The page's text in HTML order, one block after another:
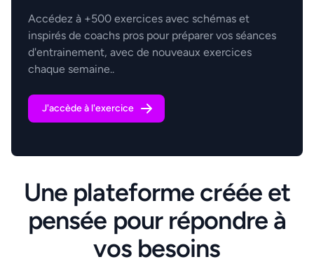
Accédez à +500 exercices avec schémas et
inspirés de coachs pros pour préparer vos séances
d'entrainement, avec de nouveaux exercices
chaque semaine..
J'accède à l'exercice
Une plateforme créée et
pensée pour répondre à
vos besoins